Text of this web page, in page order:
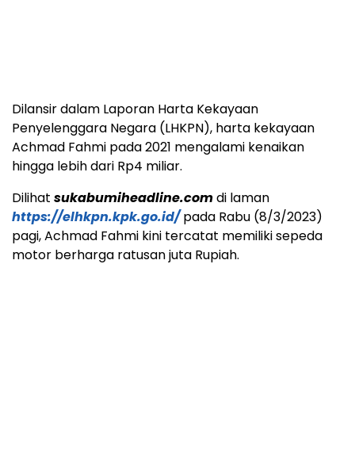
Dilansir dalam Laporan Harta Kekayaan
Penyelenggara Negara (LHKPN), harta kekayaan
Achmad Fahmi pada 2021 mengalami kenaikan
hingga lebih dari Rp4 miliar.
Dilihat sukabumiheadline.comdi laman
https://elhkpn.kpk.go.id/pada Rabu (8/3/2023)
pagi, Achmad Fahmi kini tercatat memiliki sepeda
motor berharga ratusan juta Rupiah.